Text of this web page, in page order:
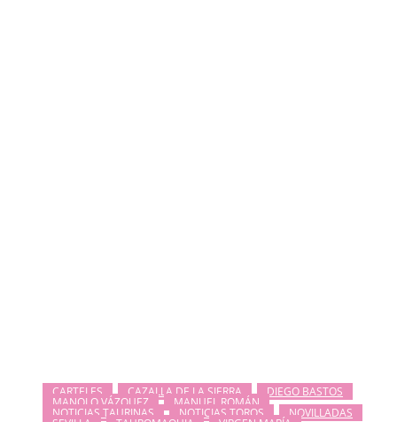
CARTELES CAZALLA DE LA SIERRA DIEGO BASTOS
MANOLO VÁZQUEZ MANUEL ROMÁN
NOTICIAS TAURINAS NOTICIAS TOROS NOVILLADAS